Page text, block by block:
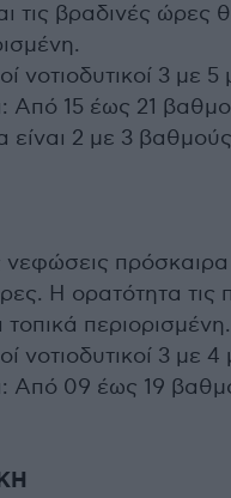
τις βραδινές ώρες
νοτιοδυτικοί 3 με
Από 15 έως 21
είναι 2 με 3 βαθμούς
νεφώσεις
Η ορατότητα τις
περιορισμένη.
νοτιοδυτικοί 3 με
Από 09 έως 19